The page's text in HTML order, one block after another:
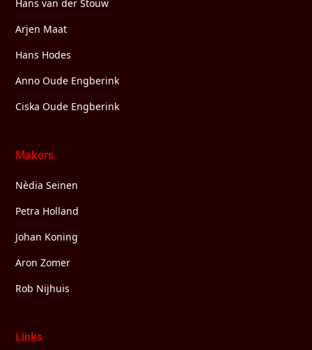
Hans van der Stouw
Arjen Maat
Hans Hodes
Anno Oude Engberink
Ciska Oude Engberink
Makers
Nèdia Seinen
Petra Holland
Johan Koning
Aron Zomer
Rob Nijhuis
Links